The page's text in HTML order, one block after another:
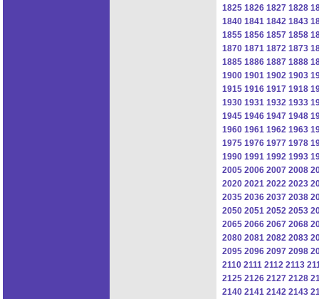
1825 1826 1827 1828
1840 1841 1842 1843
1855 1856 1857 1858
1870 1871 1872 1873
1885 1886 1887 1888
1900 1901 1902 1903
1915 1916 1917 1918
1930 1931 1932 1933
1945 1946 1947 1948
1960 1961 1962 1963
1975 1976 1977 1978
1990 1991 1992 1993
2005 2006 2007 2008
2020 2021 2022 2023
2035 2036 2037 2038
2050 2051 2052 2053
2065 2066 2067 2068
2080 2081 2082 2083
2095 2096 2097 2098
2110 2111 2112 2113
2125 2126 2127 2128
2140 2141 2142 2143